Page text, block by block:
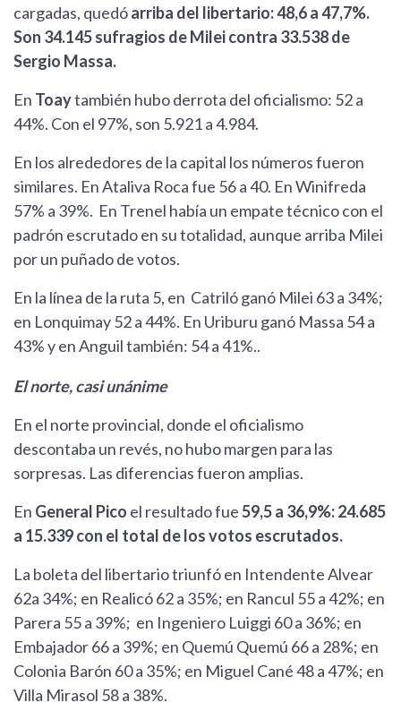
cargadas, quedóarriba del libertario: 48,6 a 47,7%.
Son 34.145 sufragios de Milei contra 33.538 de
Sergio Massa.
En Toaytambién hubo derrota del oficialismo: 52 a
44%. Con el 97%, son 5.921 a 4.984.
En los alrededores de la capital los números fueron
similares. En Ataliva Roca fue 56 a 40. En Winifreda
57% a 39%. En Trenel había un empate técnico con el
padrón escrutado en su totalidad, aunque arriba Milei
por un puñado de votos.
En la línea de la ruta 5, en Catriló ganó Milei 63 a 34%;
en Lonquimay 52 a 44%. En Uriburu ganó Massa 54 a
43% y en Anguil también: 54 a 41%..
El norte, casi unánime
En el norte provincial, donde el oficialismo
descontaba un revés, no hubo margen para las
sorpresas. Las diferencias fueron amplias.
En General Pico el resultado fue59,5 a 36,9%: 24.685
a 15.339 con el total de los votos escrutados.
La boleta del libertario triunfó en Intendente Alvear
62a 34%; en Realicó 62 a 35%; en Rancul 55 a 42%; en
Parera 55 a 39%; en Ingeniero Luiggi 60 a 36%; en
Embajador 66 a 39%; en Quemú Quemú 66 a 28%; en
Colonia Barón 60 a 35%; en Miguel Cané 48 a 47%; en
Villa Mirasol 58 a 38%.